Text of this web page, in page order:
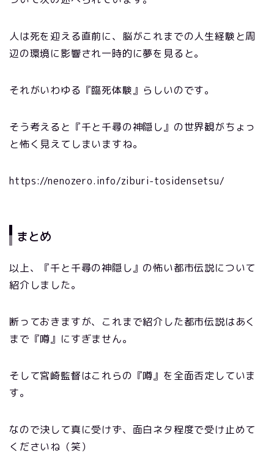
人は死を迎える直前に、脳がこれまでの人生経験と周
辺の環境に影響され一時的に夢を見ると。
それがいわゆる『臨死体験』らしいのです。
そう考えると『千と千尋の神隠し』の世界観がちょっ
と怖く見えてしまいますね。
https://nenozero.info/ziburi-tosidensetsu/
まとめ
以上、『千と千尋の神隠し』の怖い都市伝説について
紹介しました。
断っておきますが、これまで紹介した都市伝説はあく
まで『噂』にすぎません。
そして宮崎監督はこれらの『噂』を全面否定していま
す。
なので決して真に受けず、面白ネタ程度で受け止めて
くださいね（笑）